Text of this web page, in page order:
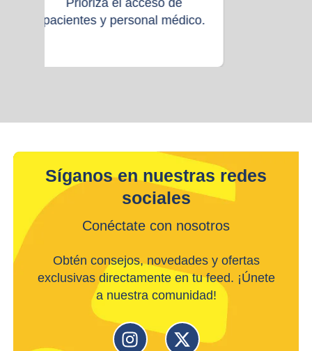
colegios
Síganos en nuestras redes
sociales
Conéctate con nosotros
Obtén consejos, novedades y ofertas
exclusivas directamente en tu feed. ¡Únete
a nuestra comunidad!